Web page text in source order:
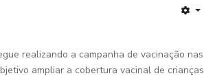
realizando a campanha de vacinação nas
ampliar a cobertura vacinal de crianças